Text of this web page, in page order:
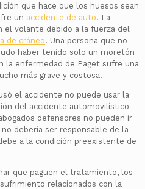
que hace que los huesos sean
un accidente de auto. La
el volante debido a la fuerza del
de cráneo. Una persona que no
haber tenido solo un moretón
la enfermedad de Paget sufre una
más grave y costosa.
el accidente no puede usar la
del accidente automovilístico
defensores no pueden ir
debería ser responsable de la
a la condición preexistente de
que paguen el tratamiento, los
relacionados con la